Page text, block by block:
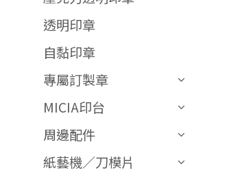
透明印章
自黏印章
專屬訂製章
MICIA印台
周邊配件
紙藝機／刀模片